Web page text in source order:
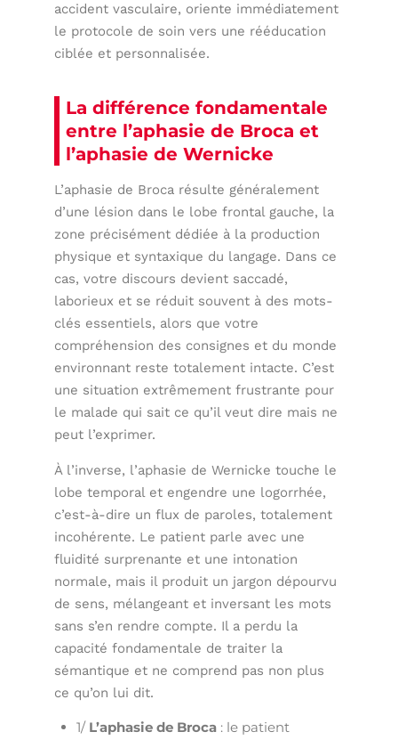
accident vasculaire, oriente immédiatement
le protocole de soin vers une rééducation
ciblée et personnalisée.
La différence fondamentale
entre l’aphasie de Broca et
l’aphasie de Wernicke
L’aphasie de Broca résulte généralement
d’une lésion dans le lobe frontal gauche, la
zone précisément dédiée à la production
physique et syntaxique du langage. Dans ce
cas, votre discours devient saccadé,
laborieux et se réduit souvent à des mots-
clés essentiels, alors que votre
compréhension des consignes et du monde
environnant reste totalement intacte. C’est
une situation extrêmement frustrante pour
le malade qui sait ce qu’il veut dire mais ne
peut l’exprimer.
À l’inverse, l’aphasie de Wernicke touche le
lobe temporal et engendre une logorrhée,
c’est-à-dire un flux de paroles, totalement
incohérente. Le patient parle avec une
fluidité surprenante et une intonation
normale, mais il produit un jargon dépourvu
de sens, mélangeant et inversant les mots
sans s’en rendre compte. Il a perdu la
capacité fondamentale de traiter la
sémantique et ne comprend pas non plus
ce qu’on lui dit.
1/ L’aphasie de Broca : le patient